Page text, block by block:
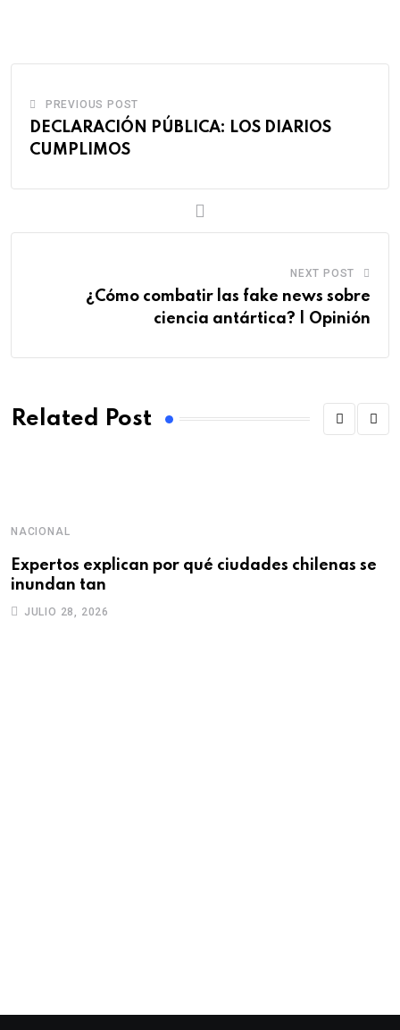
PREVIOUS POST
DECLARACIÓN PÚBLICA: LOS DIARIOS
CUMPLIMOS
NEXT POST
¿Cómo combatir las fake news sobre
ciencia antártica? | Opinión
Related Post
NACIONAL
Expertos explican por qué ciudades chilenas se
inundan tan
JULIO 28, 2026